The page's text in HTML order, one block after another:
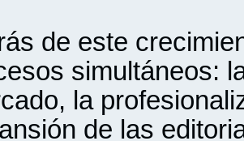
de este
simultáneos:
la
de las